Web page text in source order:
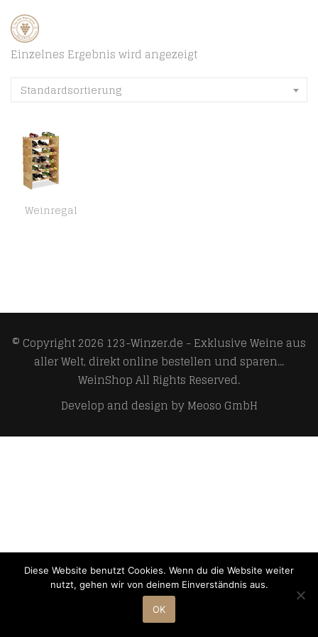
Einzelnes Ergebnis wird angezeigt
Standardsortierung
Weinregal
© Copyright 2026 123-Winzer.de - Exklusive Weine aus
aller Welt, direkt online bestellen und sparen...
WeinShopAll Rights Reserved.
Develop and design byMeoso GmbH
Diese Website benutzt Cookies. Wenn du die Website weiter
nutzt, gehen wir von deinem Einverständnis aus.
OK